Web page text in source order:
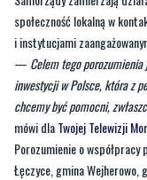
inwestycji w Polsce, która z
chcemy być pomocni,
mówi dlaTwojej Telewizji
Porozumienie o współpracy
Łęczyce, gmina Wejherowo,
Łeba.
Byliście świadkami
nasza redakcja zajęła